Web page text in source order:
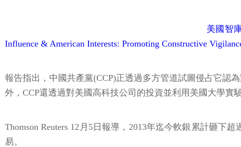
美國智
Influence & American Interests: Promoting Constructive
報告指出，中國共產黨(CCP)正透過多方管道試圖侵占它認
外，CCP還透過對美國高科技公司的投資並利用美國大學實
Thomson Reuters 12月5日報導，2013年迄今軟銀累計砸下
易。